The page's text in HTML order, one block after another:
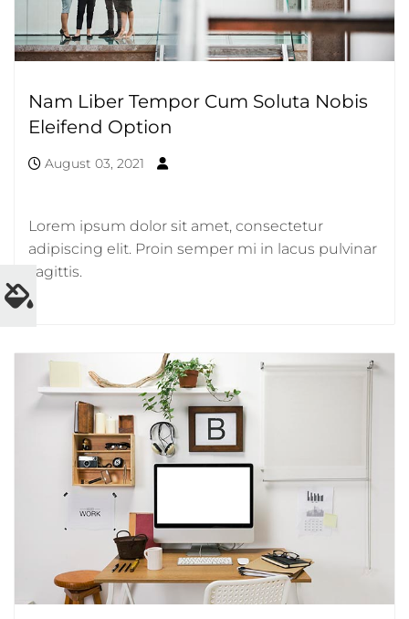
Nam Liber Tempor Cum Soluta Nobis
Eleifend Option
August 03, 2021
Lorem ipsum dolor sit amet, consectetur
adipiscing elit. Proin semper mi in lacus pulvinar
sagittis.